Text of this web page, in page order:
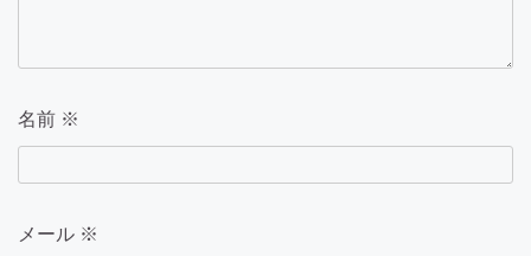
名前 ※
メール ※